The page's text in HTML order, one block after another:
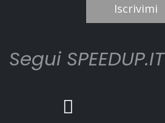
Iscrivimi
Segui SPEEDUP.IT